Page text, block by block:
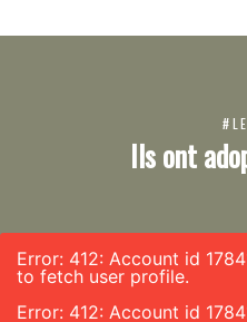
Ils ont
Error: 412: Account id
to fetch user profile.
Error: 412: Account id